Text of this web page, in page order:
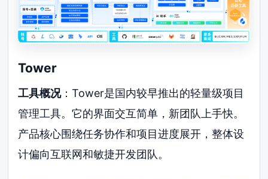
Tower
工具概况：Tower是国内较早推出的轻量级项目
管理工具。它的界面交互简单，新团队上手快。
产品核心围绕任务协作和项目进度展开，整体设
计偏向互联网和敏捷开发团队。